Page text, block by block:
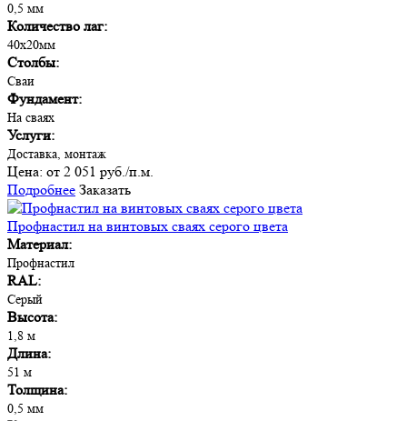
0,5 мм
Количество лаг:
40х20мм
Столбы:
Сваи
Фундамент:
На сваях
Услуги:
Доставка, монтаж
Цена: от 2 051 руб./п.м.
Подробнее Заказать
Профнастил на винтовых сваях серого цвета
Материал:
Профнастил
RAL:
Серый
Высота:
1,8 м
Длина:
51 м
Толщина:
0,5 мм